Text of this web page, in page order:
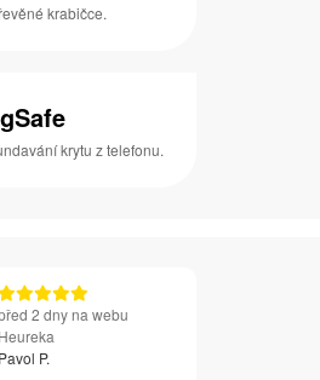
krabičce.
krytu z telefonu.
2 dny na webu
Heureka
Pavol P.